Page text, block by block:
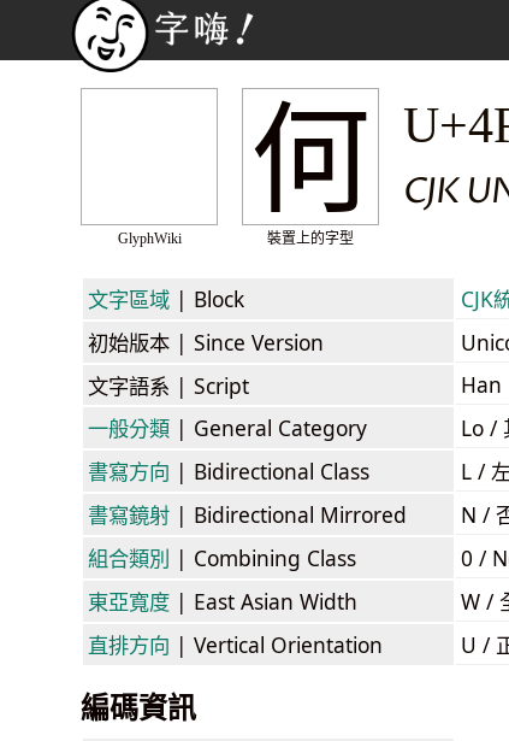
GlyphWiki
何
裝置上的字型
CJK
文字區域 | Block CJK
初始版本 | Since Version
文字語系 | Script
Han
一般分類 | General Category
Lo /
書寫方向 | Bidirectional Class
L /
書寫鏡射 | Bidirectional Mirrored
N /
組合類別 | Combining Class
0 /
東亞寬度 | East Asian Width W /
直排方向 | Vertical Orientation U /
編碼資訊